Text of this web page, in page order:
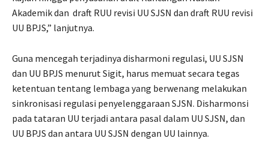
Akademik dan draft RUU revisi UU SJSN dan draft RUU revisi
UU BPJS,” lanjutnya.
Guna mencegah terjadinya disharmoni regulasi, UU SJSN
dan UU BPJS menurut Sigit, harus memuat secara tegas
ketentuan tentang lembaga yang berwenang melakukan
sinkronisasi regulasi penyelenggaraan SJSN. Disharmonsi
pada tataran UU terjadi antara pasal dalam UU SJSN, dan
UU BPJS dan antara UU SJSN dengan UU lainnya.